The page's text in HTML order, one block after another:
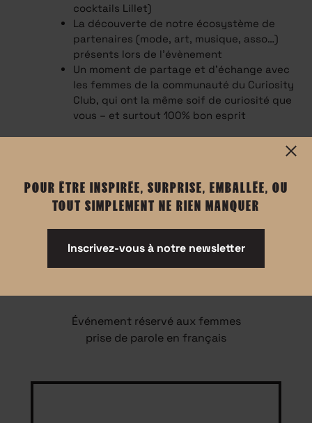
cocktails Lillet)
La découverte de notre écosystème de
partenaires (mode, art, musique, asso…)
présents lors de l’évènement
Un moment de partage et d’échange avec
les femmes de la communauté du Curiosity
Club, qui ont la même soif de curiosité que
vous – et surtout 100% bon esprit
Événement réservé aux femmes
prise de parole en français
POUR ÊTRE INSPIRÉE, SURPRISE, EMBALLÉE, OU
TOUT SIMPLEMENT NE RIEN MANQUER
Inscrivez-vous à notre newsletter